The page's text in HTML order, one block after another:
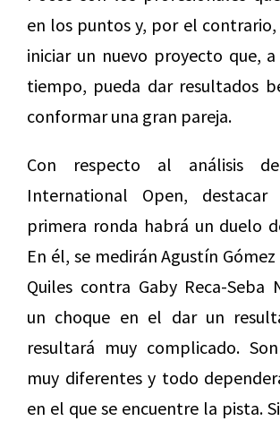
en los puntos y, por el contrario,
iniciar un nuevo proyecto que,
tiempo, pueda dar resultados
conformar una gran pareja.
Con respecto al análisis
International Open,
primera ronda habrá un duelo
En él, se medirán Agustín
Quiles contra Gaby Reca-Seba
un choque en el dar un
resultará muy complicado.
muy diferentes y todo
en el que se encuentre la pista.